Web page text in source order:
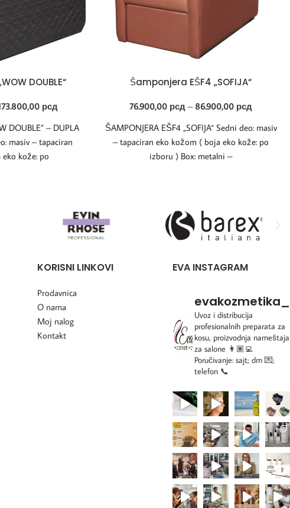
DOUBLE“
рсд
DOUBLE” – DUPLA
masiv – tapaciran
kože: po
Šamponjera EŠF4 „SOFIJA“
76.900,00 рсд – 86.900,00 рсд
ŠAMPONJERA EŠF4 „SOFIJA“ Sedni deo: masiv
– tapaciran eko kožom ( boja eko kože: po
izboru ) Box: metalni –
KORISNI LINKOVI
Prodavnica
O nama
Moj nalog
Kontakt
EVA INSTAGRAM
evakozmetika_
Uvoz i distribucija
profesionalnih preparata za
kosu, proizvodnja nameštaja
za salone 👩🏽‍💻
Poručivanje: sajt; dm 💌;
telefon 📞